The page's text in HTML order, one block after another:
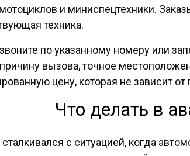
и миниспецтехники.
техника.
по указанному номеру или
вызова, точное
цену, которая не зависит
Что делать в
с ситуацией, когда